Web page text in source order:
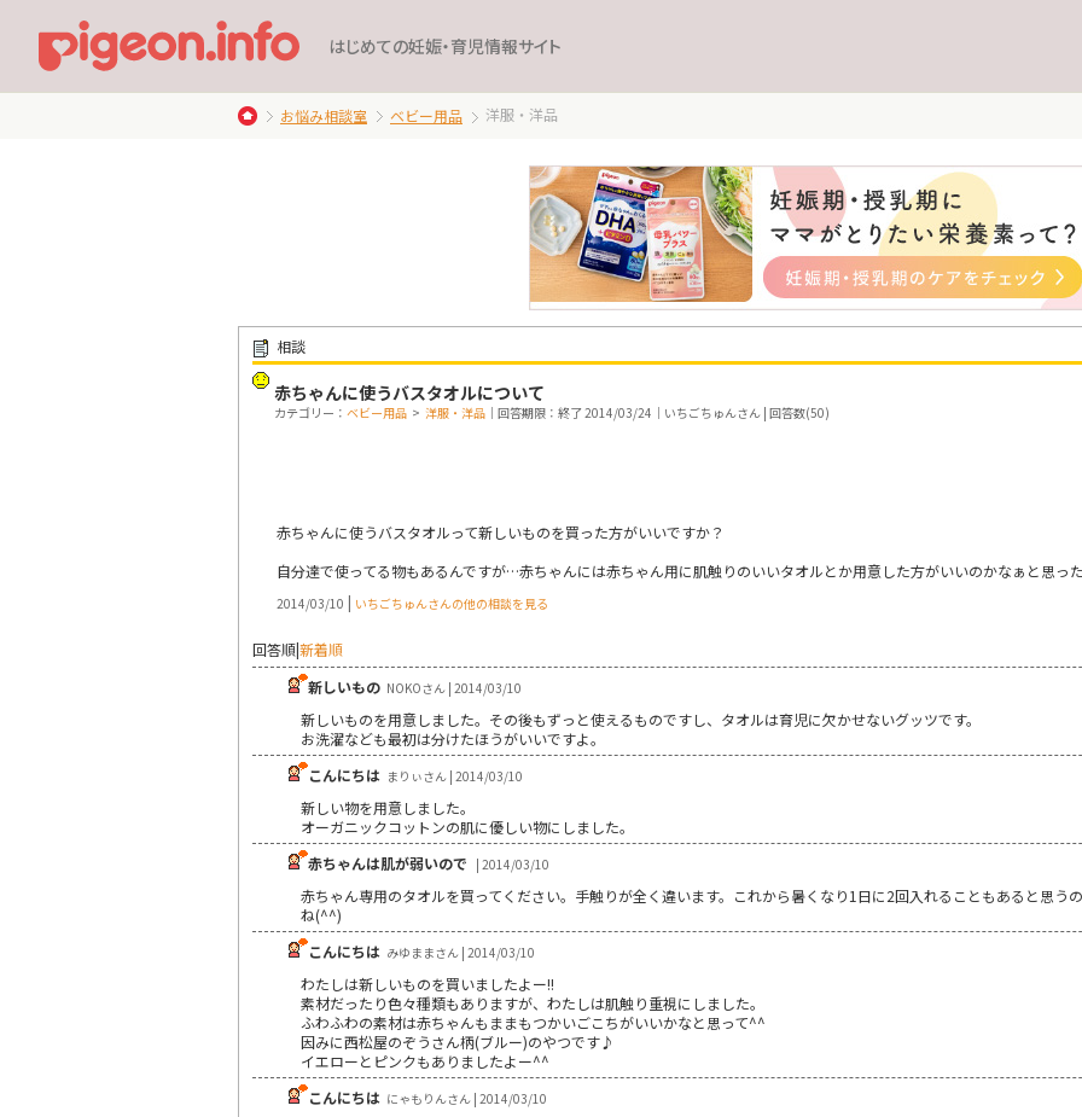
はじめての妊娠・育児情報サイト
お悩み相談室 ベビー用品 洋服・洋品
相談
赤ちゃんに使うバスタオルについて
カテゴリー： ベビー用品 > 洋服・洋品 ｜回答期限：終了 2014/03/24｜いちごちゅんさん | 回答数(50)
赤ちゃんに使うバスタオルって新しいものを買った方がいいですか？
自分達で使ってる物もあるんですが…赤ちゃんには赤ちゃん用に肌触りのいいタオルとか用意した方がいいのかなぁと思っ
2014/03/10 | いちごちゅんさんの他の相談を見る
回答順|新着順
新しいもの NOKOさん | 2014/03/10
新しいものを用意しました。その後もずっと使えるものですし、タオルは育児に欠かせないグッツです。
お洗濯なども最初は分けたほうがいいですよ。
こんにちは まりぃさん | 2014/03/10
新しい物を用意しました。
オーガニックコットンの肌に優しい物にしました。
赤ちゃんは肌が弱いので | 2014/03/10
赤ちゃん専用のタオルを買ってください。手触りが全く違います。これから暑くなり1日に2回入れることもあると思う
ね(^^)
こんにちは みゆままさん | 2014/03/10
わたしは新しいものを買いましたよー!!
素材だったり色々種類もありますが、わたしは肌触り重視にしました。
ふわふわの素材は赤ちゃんもままもつかいごこちがいいかなと思って^^
因みに西松屋のぞうさん柄(ブルー)のやつです♪
イエローとピンクもありましたよー^^
こんにちは にゃもりんさん | 2014/03/10